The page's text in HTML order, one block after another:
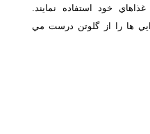
خود استفاده نمايند.
ها را از گلوتن درست مي